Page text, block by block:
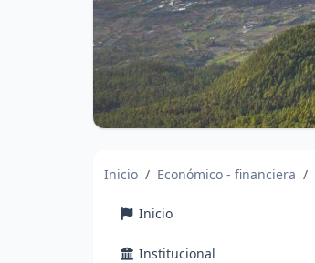
Inicio Económico - financiera
Inicio
Institucional